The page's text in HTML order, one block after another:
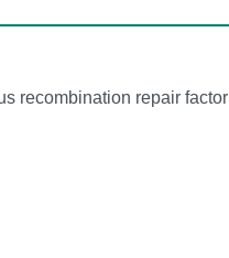
recombination repair factor